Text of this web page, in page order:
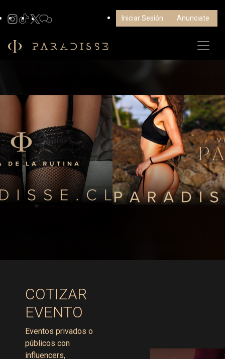
Iniciar Sesión Anunciate
COTIZAR
EVENTO
Eventos privados o
públicos con
influencers,